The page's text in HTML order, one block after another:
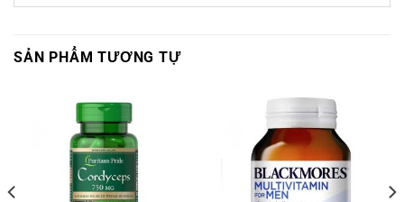
SẢN PHẨM TƯƠNG TỰ